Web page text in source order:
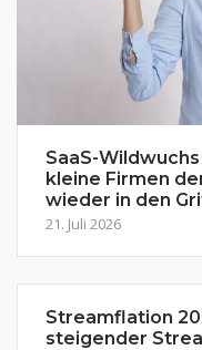
SaaS-
kleine Firmen
wieder in den
21. Juli 2026
Streamflation
steigender